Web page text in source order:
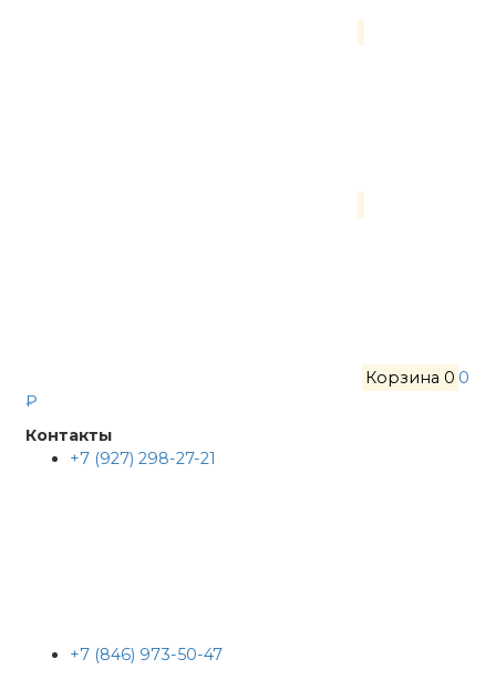
Корзина 0 0
₽
Контакты
+7 (927) 298-27-21
+7 (846) 973-50-47